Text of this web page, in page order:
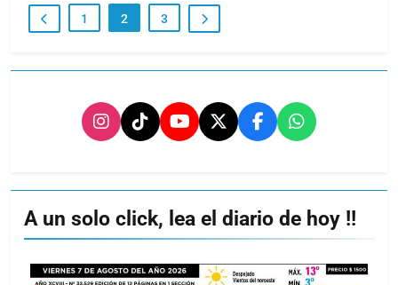
1 2 3
A un solo click, lea el diario de hoy !!